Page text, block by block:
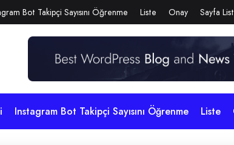
Bot Takipçi Sayısını Öğrenme Liste Onay Sayfa
Instagram Bot Takipçi Sayısını Öğrenme Liste